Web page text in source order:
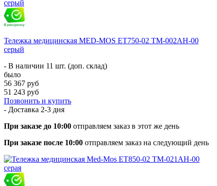
Тележка медицинская MED-MOS ЕТ750-02 ТМ-002АН-00
серый
- В наличии 11 шт. (доп. склад)
было
56 367 руб
51 243 руб
Позвонить и купить
- Доставка 2-3 дня
При заказе до 10:00 отправляем заказ в этот же день
При заказе после 10:00 отправляем заказ на следующий день